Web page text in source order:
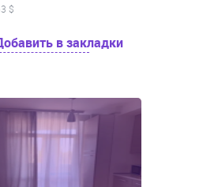
$
в закладки